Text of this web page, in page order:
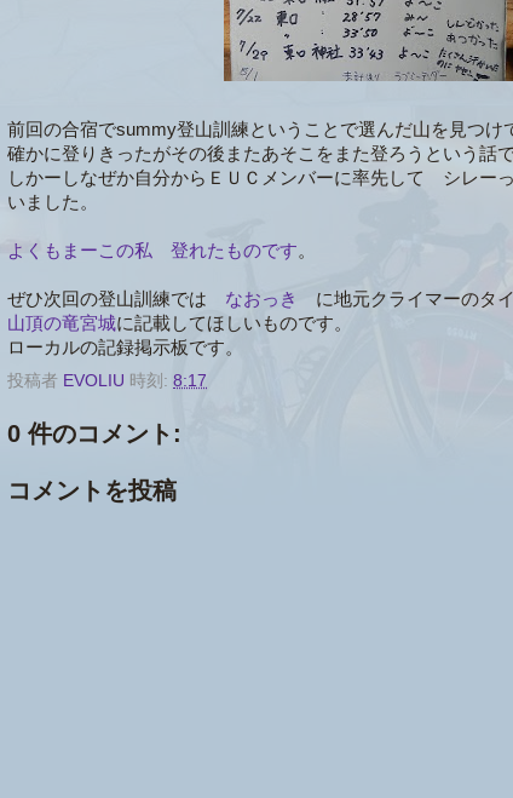
前回の合宿でsummy登山訓練ということで選んだ山を見つけ
確かに登りきったがその後またあそこをまた登ろうという話
しかーしなぜか自分からＥＵＣメンバーに率先して シレー
いました。
よくもまーこの私 登れたものです。
ぜひ次回の登山訓練では なおっき に地元クライマーのタ
山頂の竜宮城に記載してほしいものです。
ローカルの記録掲示板です。
投稿者 EVOLIU 時刻: 8:17
0 件のコメント:
コメントを投稿